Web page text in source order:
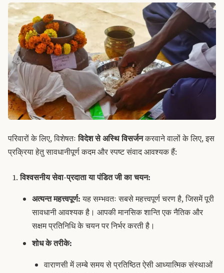
परिवारों के लिए, विशेषतःविदेश से अस्थि विसर्जनकरवाने वालों के लिए, इस
प्रक्रिया हेतु सावधानीपूर्ण कदम और स्पष्ट संवाद आवश्यक हैं:
विश्वसनीय सेवा-प्रदाता या पंडित जी का चयन:
अत्यन्त महत्त्वपूर्ण:यह सम्भवतः सबसे महत्त्वपूर्ण चरण है, जिसमें पूरी
सावधानी आवश्यक है। आपकी मानसिक शान्ति एक नैतिक और
सक्षम प्रतिनिधि के चयन पर निर्भर करती है।
शोध के तरीके:
वाराणसी में लम्बे समय से प्रतिष्ठित ऐसी आध्यात्मिक संस्थाओं